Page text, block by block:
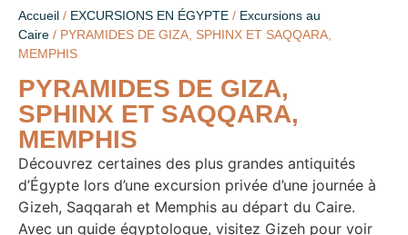
Accueil / EXCURSIONS EN ÉGYPTE / Excursions au
Caire / PYRAMIDES DE GIZA, SPHINX ET SAQQARA,
MEMPHIS
PYRAMIDES DE GIZA,
SPHINX ET SAQQARA,
MEMPHIS
Découvrez certaines des plus grandes antiquités
d’Égypte lors d’une excursion privée d’une journée à
Gizeh, Saqqarah et Memphis au départ du Caire.
Avec un guide égyptologue, visitez Gizeh pour voir